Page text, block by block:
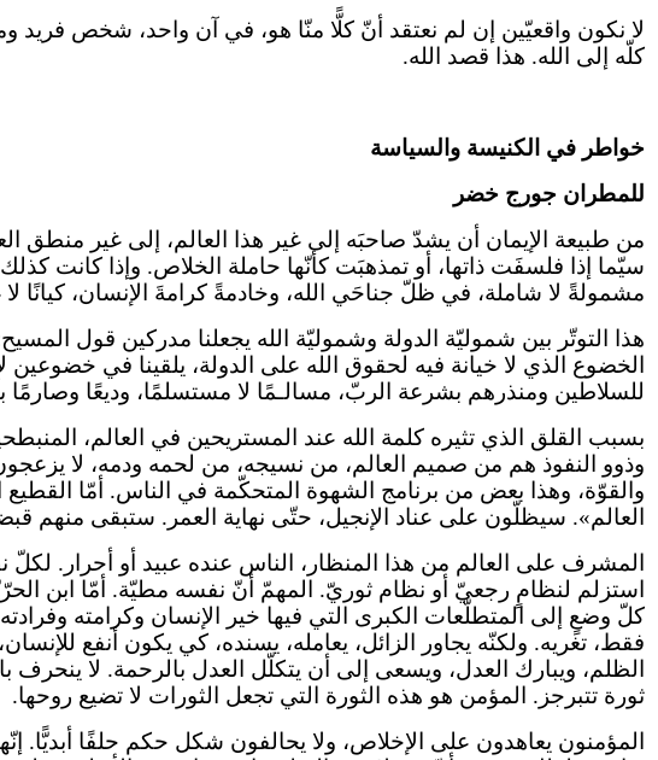
لا نكون واقعيّين إن لم نعتقد أنّ كلًّا منّا هو، في آن واحد، شخص فريد
كلّه إلى الله. هذا قصد الله.
خواطر في الكنيسة والسياسة
للمطران جورج خضر
من طبيعة الإيمان أن يشدّ صاحبَه إلى غير هذا العالم، إلى غير منطق
سيّما إذا فلسفَت ذاتها، أو تمذهبَت كأنّها حاملة الخلاص. وإذا كانت
مشمولةً لا شاملة، في ظلّ جناحَي الله، وخادمةً كرامةَ الإنسان،
هذا التوتّر بين شموليّة الدولة وشموليّة الله يجعلنا مدركين قول
الخضوع الذي لا خيانة فيه لحقوق الله على الدولة، يلقينا في
للسلاطين ومنذرهم بشرعة الربّ، مسالـمًا لا مستسلمًا، وديعًا وصارمًا
بسبب القلق الذي تثيره كلمة الله عند المستريحين في العالم،
وذوو النفوذ هم من صميم العالم، من نسيجه، من لحمه ودمه، لا
والقوّة، وهذا بعض من برنامج الشهوة المتحكّمة في الناس. أمّا
العالم». سيظلّون على عناد الإنجيل، حتّى نهاية العمر. ستبقى منهم
المشرف على العالم من هذا المنظار، الناس عنده عبيد أو أحرار.
استزلم لنظامٍ رجعيّ أو نظام ثوريّ. المهمّ أنّ نفسه مطيّة. أمّا ابن
كلّ وضعٍ إلى المتطلّعات الكبرى التي فيها خير الإنسان وكرامته
فقط، تغريه. ولكنّه يجاور الزائل، يعامله، يسنده، كي يكون أنفع
الظلم، ويبارك العدل، ويسعى إلى أن يتكلّل العدل بالرحمة. لا ينحرف
ثورة تتبرجز. المؤمن هو هذه الثورة التي تجعل الثورات لا تضيع روحها.
المؤمنون يعاهدون على الإخلاص، ولا يحالفون شكل حكم حلفًا أبديًّا.